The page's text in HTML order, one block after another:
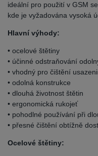
ideální pro použití v GSM
kde je vyžadována vysoká
Hlavní výhody:
• ocelové štětiny
• účinné odstraňování
• vhodný pro čištění
• odolná konstrukce
• dlouhá životnost štětin
• ergonomická rukojeť
• pohodlné používání při
• přesné čištění obtížně
Ocelové štětiny: